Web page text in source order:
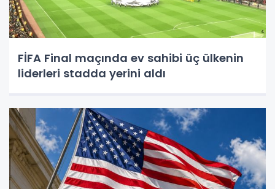
FİFA Final maçında ev sahibi üç ülkenin
liderleri stadda yerini aldı